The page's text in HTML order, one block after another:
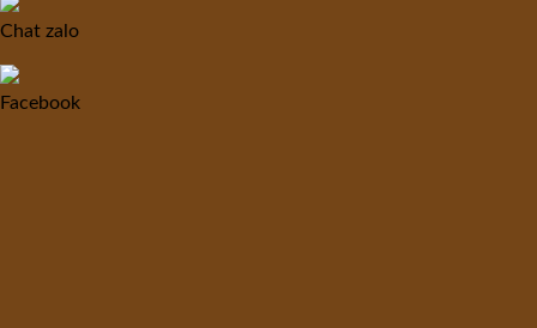
Chat zalo
Facebook